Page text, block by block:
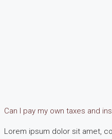
Can I pay my own taxes and
Lorem ipsum dolor sit amet,